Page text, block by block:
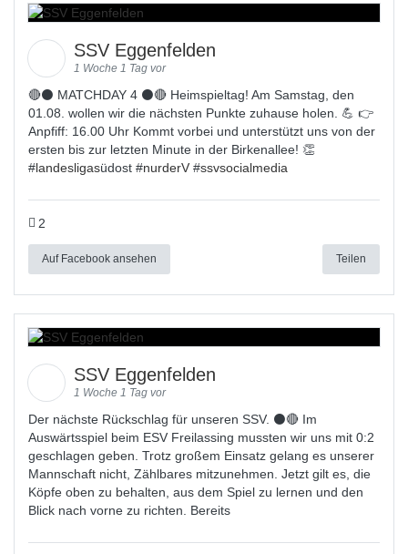
SSV Eggenfelden
1 Woche 1 Tag vor
🔴⚫ MATCHDAY 4 ⚫🔴 Heimspieltag! Am Samstag, den
01.08. wollen wir die nächsten Punkte zuhause holen. 💪 👉
Anpfiff: 16.00 Uhr Kommt vorbei und unterstützt uns von der
ersten bis zur letzten Minute in der Birkenallee! 👏
#landesligasüdost #nurderV #ssvsocialmedia
2
Auf Facebook ansehen Teilen
SSV Eggenfelden
1 Woche 1 Tag vor
Der nächste Rückschlag für unseren SSV. ⚫🔴 Im
Auswärtsspiel beim ESV Freilassing mussten wir uns mit 0:2
geschlagen geben. Trotz großem Einsatz gelang es unserer
Mannschaft nicht, Zählbares mitzunehmen. Jetzt gilt es, die
Köpfe oben zu behalten, aus dem Spiel zu lernen und den
Blick nach vorne zu richten. Bereits